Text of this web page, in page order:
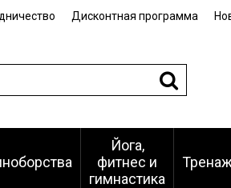
Дисконтная программа
Йога,
фитнес и
гимнастика